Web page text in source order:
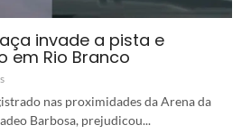
invade a pista e
em Rio Branco
nas proximidades da Arena da
Barbosa, prejudicou...